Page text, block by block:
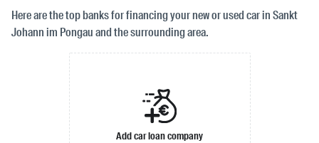
Here are the top banks for financing your new or used car in Sankt
Johann im Pongau and the surrounding area.
Add car loan company